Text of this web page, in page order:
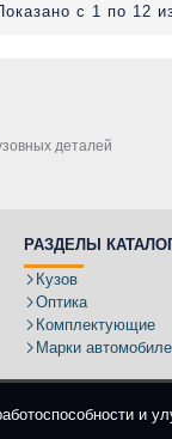
с 1 по 12
деталей
РАЗДЕЛЫ
Кузов
Оптика
Комплектующие
Марки
и